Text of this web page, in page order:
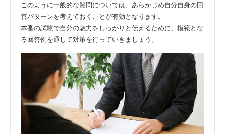
このように一般的な質問については、あらかじめ自分自身の回
答パターンを考えておくことが有効となります。
本番の試験で自分の魅力をしっかりと伝えるために、模範とな
る回答例を通して対策を行っていきましょう。